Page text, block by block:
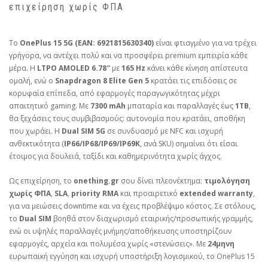
επιχείρηση χωρίς ΦΠΑ
Το OnePlus 15 5G (EAN: 6921815630340) είναι φτιαγμένο για να τρέχει
γρήγορα, να αντέχει πολύ και να προσφέρει premium εμπειρία κάθε
μέρα. Η LTPO AMOLED 6.78″ με165 Hz κάνει κάθε κίνηση απίστευτα
ομαλή, ενώ ο Snapdragon 8 Elite Gen 5 κρατάει τις επιδόσεις σε
κορυφαία επίπεδα, από εφαρμογές παραγωγικότητας μέχρι
απαιτητικό gaming. Με 7300 mAh μπαταρία και παραλλαγές έως1TB,
θα ξεχάσεις τους συμβιβασμούς: αυτονομία που κρατάει, αποθήκη
που χωράει. Η Dual SIM 5G σε συνδυασμό με NFC και ισχυρή
ανθεκτικότητα (IP66/IP68/IP69/IP69K, ανά SKU) σημαίνει ότι είσαι
έτοιμος για δουλειά, ταξίδι και καθημερινότητα χωρίς άγχος.
Ως επιχείρηση, το onething.gr σου δίνει πλεονέκτημα: τιμολόγηση
χωρίς ΦΠΑ, SLA, priority RMA και προαιρετικό extended warranty,
για να μειώσεις downtime και να έχεις προβλέψιμο κόστος. Σε στόλους,
το Dual SIM βοηθά στον διαχωρισμό εταιρικής/προσωπικής γραμμής,
ενώ οι υψηλές παραλλαγές μνήμης/αποθήκευσης υποστηρίζουν
εφαρμογές, αρχεία και πολυμέσα χωρίς «στενώσεις». Με 24μηνη
ευρωπαϊκή εγγύηση και ισχυρή υποστήριξη λογισμικού, το OnePlus 15